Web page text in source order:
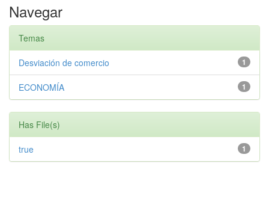
Navegar
Temas
1
Desviación de comercio
1
ECONOMÍA
Has File(s)
1
true